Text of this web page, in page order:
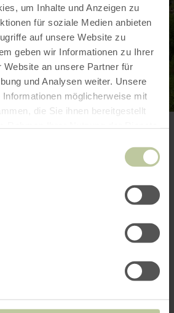
um Inhalte und Anzeigen zu
für soziale Medien anbieten
auf unsere Website zu
geben wir Informationen zu Ihrer
Website an unsere Partner für
und Analysen weiter. Unsere
möglicherweise mit
die Sie ihnen bereitgestellt